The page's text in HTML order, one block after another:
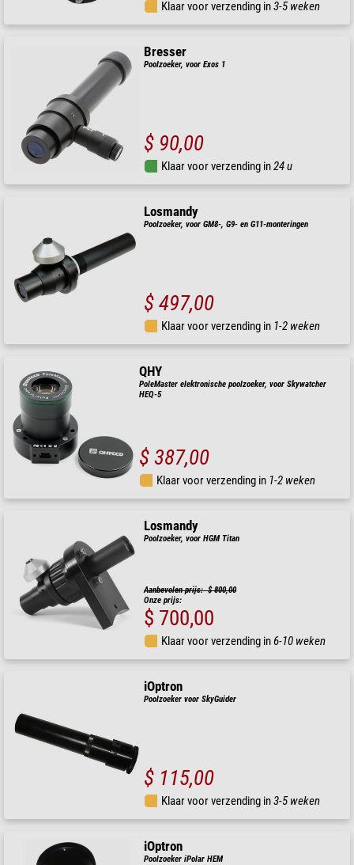
Klaar voor verzending in3-5 weken
Bresser
Poolzoeker, voor Exos 1
$ 90,00
Klaar voor verzending in24 u
Losmandy
Poolzoeker, voor GM8-, G9- en G11-monteringen
$ 497,00
Klaar voor verzending in 1-2 weken
QHY
PoleMaster elektronische poolzoeker, voor Skywatcher
HEQ-5
$ 387,00
Klaar voor verzending in 1-2 weken
Losmandy
Poolzoeker, voor HGM Titan
Aanbevolen prijs: $ 800,00
Onze prijs:
$ 700,00
Klaar voor verzending in6-10 weken
iOptron
Poolzoeker voor SkyGuider
$ 115,00
Klaar voor verzending in3-5 weken
iOptron
Poolzoeker iPolar HEM